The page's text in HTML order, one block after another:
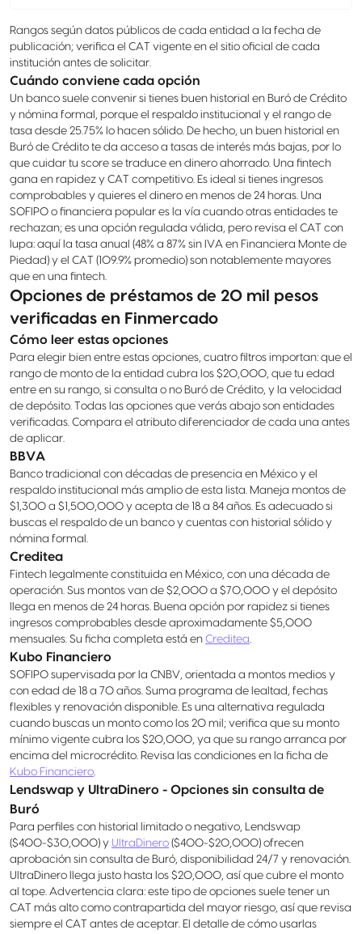
Rangos según datos públicos de cada entidad a la fecha de
publicación; verifica el CAT vigente en el sitio oficial de cada
institución antes de solicitar.
Cuándo conviene cada opción
Un banco suele convenir si tienes buen historial en Buró de Crédito
y nómina formal, porque el respaldo institucional y el rango de
tasa desde 25.75% lo hacen sólido. De hecho, un buen historial en
Buró de Crédito te da acceso a tasas de interés más bajas, por lo
que cuidar tu score se traduce en dinero ahorrado. Una fintech
gana en rapidez y CAT competitivo. Es ideal si tienes ingresos
comprobables y quieres el dinero en menos de 24 horas. Una
SOFIPO o financiera popular es la vía cuando otras entidades te
rechazan; es una opción regulada válida, pero revisa el CAT con
lupa: aquí la tasa anual (48% a 87% sin IVA en Financiera Monte de
Piedad) y el CAT (109.9% promedio) son notablemente mayores
que en una fintech.
Opciones de préstamos de 20 mil pesos
verificadas en Finmercado
Cómo leer estas opciones
Para elegir bien entre estas opciones, cuatro filtros importan: que el
rango de monto de la entidad cubra los $20,000, que tu edad
entre en su rango, si consulta o no Buró de Crédito, y la velocidad
de depósito. Todas las opciones que verás abajo son entidades
verificadas. Compara el atributo diferenciador de cada una antes
de aplicar.
BBVA
Banco tradicional con décadas de presencia en México y el
respaldo institucional más amplio de esta lista. Maneja montos de
$1,300 a $1,500,000 y acepta de 18 a 84 años. Es adecuado si
buscas el respaldo de un banco y cuentas con historial sólido y
nómina formal.
Creditea
Fintech legalmente constituida en México, con una década de
operación. Sus montos van de $2,000 a $70,000 y el depósito
llega en menos de 24 horas. Buena opción por rapidez si tienes
ingresos comprobables desde aproximadamente $5,000
mensuales. Su ficha completa está en Creditea.
Kubo Financiero
SOFIPO supervisada por la CNBV, orientada a montos medios y
con edad de 18 a 70 años. Suma programa de lealtad, fechas
flexibles y renovación disponible. Es una alternativa regulada
cuando buscas un monto como los 20 mil; verifica que su monto
mínimo vigente cubra los $20,000, ya que su rango arranca por
encima del microcrédito. Revisa las condiciones en la ficha de
Kubo Financiero.
Lendswap y UltraDinero - Opciones sin consulta de
Buró
Para perfiles con historial limitado o negativo, Lendswap
($400-$30,000) y UltraDinero ($400-$20,000) ofrecen
aprobación sin consulta de Buró, disponibilidad 24/7 y renovación.
UltraDinero llega justo hasta los $20,000, así que cubre el monto
al tope. Advertencia clara: este tipo de opciones suele tener un
CAT más alto como contrapartida del mayor riesgo, así que revisa
siempre el CAT antes de aceptar. El detalle de cómo usarlas